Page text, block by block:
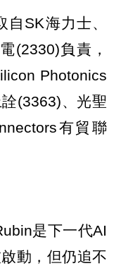
SK海力士、
(2330)負責，
Photonics
(3363)、光聖
有貿聯
是下一代AI
動，但仍追不